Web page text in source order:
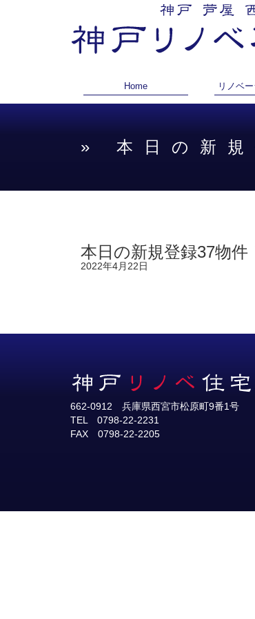
Home リノベ
» 本日の新
本日の新規登録37物件
2022年4月22日
662-0912 兵庫県西宮市松原町9番1号
TEL 0798-22-2231
FAX 0798-22-2205